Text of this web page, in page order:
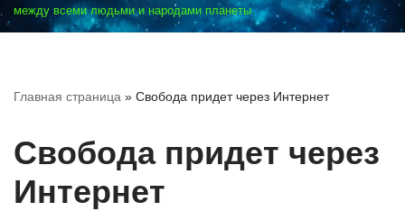
между всеми людьми и народами планеты
Главная страница » Свобода придет через Интернет
Свобода придет через
Интернет